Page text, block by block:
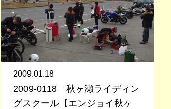
2009.01.18
2009-0118 秋ヶ瀬ライディン
グスクール【エンジョイ秋ヶ